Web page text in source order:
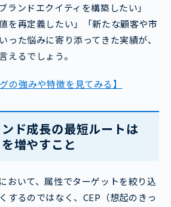
ランドエクイティを構築したい」
を再定義したい」「新たな顧客や市
った悩みに寄り添ってきた実績が、
えるでしょう。
の強みや特徴を見てみる】
ド成長の最短ルートは
増やすこと
おいて、属性でターゲットを絞り込
するのではなく、CEP（想起のきっ